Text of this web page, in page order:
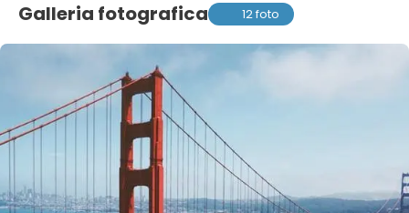
Galleria fotografica 12 foto